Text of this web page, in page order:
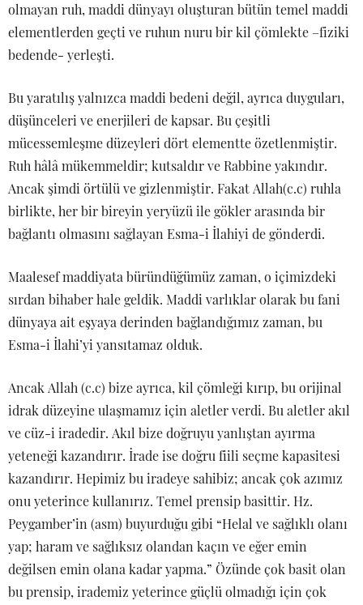
olmayan ruh, maddi dünyayı oluşturan bütün temel maddi
elementlerden geçti ve ruhun nuru bir kil çömlekte –fiziki
bedende- yerleşti.
Bu yaratılış yalnızca maddi bedeni değil, ayrıca duyguları,
düşünceleri ve enerjileri de kapsar. Bu çeşitli
mücessemleşme düzeyleri dört elementte özetlenmiştir.
Ruh hâlâ mükemmeldir; kutsaldır ve Rabbine yakındır.
Ancak şimdi örtülü ve gizlenmiştir. Fakat Allah(c.c) ruhla
birlikte, her bir bireyin yeryüzü ile gökler arasında bir
bağlantı olmasını sağlayan Esma-i İlahiyi de gönderdi.
Maalesef maddiyata büründüğümüz zaman, o içimizdeki
sırdan bihaber hale geldik. Maddi varlıklar olarak bu fani
dünyaya ait eşyaya derinden bağlandığımız zaman, bu
Esma-i İlahi’yi yansıtamaz olduk.
Ancak Allah (c.c) bize ayrıca, kil çömleği kırıp, bu orijinal
idrak düzeyine ulaşmamız için aletler verdi. Bu aletler akıl
ve cüz-i iradedir. Akıl bize doğruyu yanlıştan ayırma
yeteneği kazandırır. İrade ise doğru fiili seçme kapasitesi
kazandırır. Hepimiz bu iradeye sahibiz; ancak çok azımız
onu yeterince kullanırız. Temel prensip basittir. Hz.
Peygamber’in (asm) buyurduğu gibi “Helal ve sağlıklı olanı
yap; haram ve sağlıksız olandan kaçın ve eğer emin
değilsen emin olana kadar yapma.” Özünde çok basit olan
bu prensip, irademiz yeterince güçlü olmadığı için çok